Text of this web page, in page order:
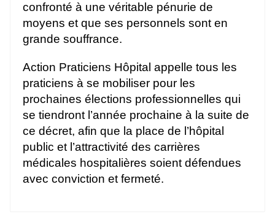
confronté à une véritable pénurie de
moyens et que ses personnels sont en
grande souffrance.
Action Praticiens Hôpital appelle tous les
praticiens à se mobiliser pour les
prochaines élections professionnelles qui
se tiendront l’année prochaine à la suite de
ce décret, afin que la place de l’hôpital
public et l’attractivité des carrières
médicales hospitalières soient défendues
avec conviction et fermeté.